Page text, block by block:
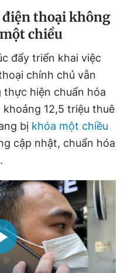
điện thoại không
chiều
đẩy triển khai việc
chính chủ vẫn
hiện chuẩn hóa
12,5 triệu thuê
bị khóa một chiều
cập nhật, chuẩn hóa